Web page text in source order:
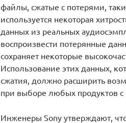
файлы, сжатые с потерями,
используется некоторая
данных из реальных
воспроизвести потерянные
сохраняет некоторые
Использование этих данных,
сжатия, должно расширить
при выборе любых продуктов с
Инженеры Sony утверждают,